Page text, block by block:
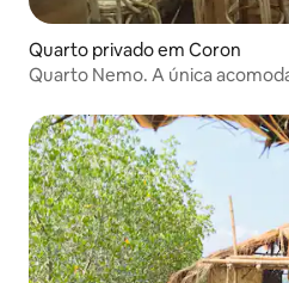
Quarto privado em Coron
Quarto Nemo. A única